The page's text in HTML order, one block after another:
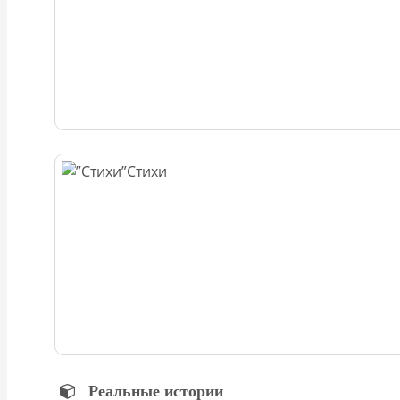
Стихи
Реальные истории